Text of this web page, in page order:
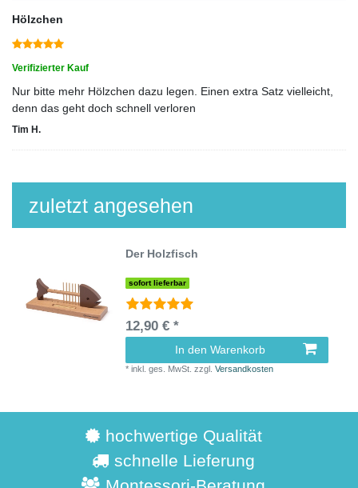
Hölzchen
Verifizierter Kauf
Nur bitte mehr Hölzchen dazu legen. Einen extra Satz vielleicht,
denn das geht doch schnell verloren
Tim H.
zuletzt angesehen
Der Holzfisch
sofort lieferbar
12,90 € *
In den Warenkorb
*inkl. ges. MwSt. zzgl.Versandkosten
hochwertige Qualität
schnelle Lieferung